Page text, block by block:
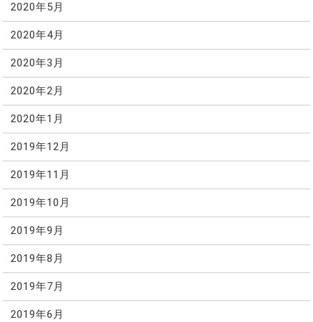
2020年5月
2020年4月
2020年3月
2020年2月
2020年1月
2019年12月
2019年11月
2019年10月
2019年9月
2019年8月
2019年7月
2019年6月